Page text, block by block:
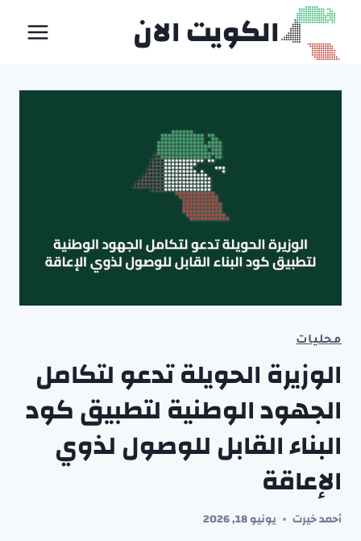
التجاوز
المحتوى
الكويت الان
محليات
الوزيرة الحويلة تدعو لتكامل
الجهود الوطنية لتطبيق كود
البناء القابل للوصول لذوي
الإعاقة
أحمد خيرت يونيو 18, 2026